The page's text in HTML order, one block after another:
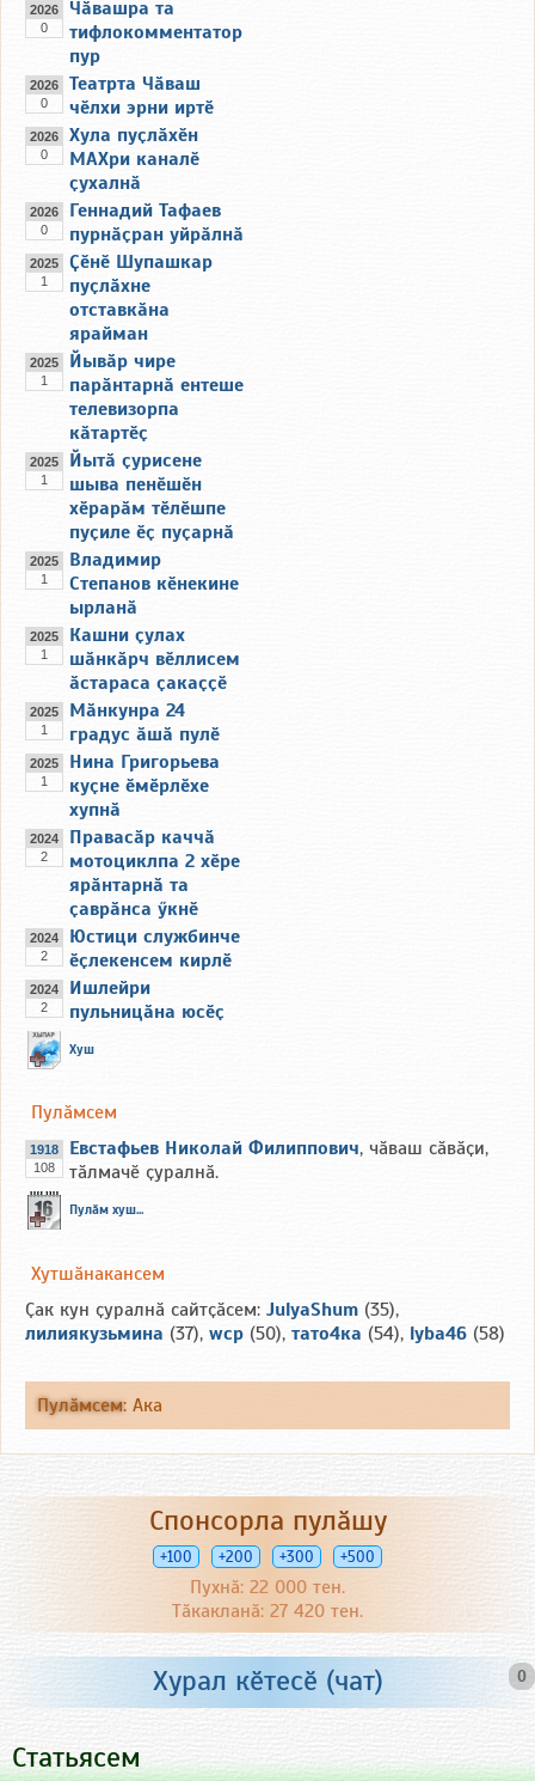
2026
0
Чӑвашра та
тифлокомментатор
пур
2026
0
Театрта Чӑваш
чӗлхи эрни иртӗ
2026
0
Хула пуҫлӑхӗн
МАХри каналӗ
ҫухалнӑ
2026
0
Геннадий Тафаев
пурнӑҫран уйрӑлнӑ
2025
1
Ҫӗнӗ Шупашкар
пуҫлӑхне
отставкӑна
ярайман
2025
1
Йывӑр чире
парӑнтарнӑ ентеше
телевизорпа
кӑтартӗҫ
2025
1
Йытӑ ҫурисене
шыва пенӗшӗн
хӗрарӑм тӗлӗшпе
пуҫиле ӗҫ пуҫарнӑ
2025
1
Владимир
Степанов кӗнекине
ырланӑ
2025
1
Кашни ҫулах
шӑнкӑрч вӗллисем
ӑстараса ҫакаҫҫӗ
2025
1
Мӑнкунра 24
градус ӑшӑ пулӗ
2025
1
Нина Григорьева
куҫне ӗмӗрлӗхе
хупнӑ
2024
2
Правасӑр каччӑ
мотоциклпа 2 хӗре
ярӑнтарнӑ та
ҫаврӑнса ӳкнӗ
2024
2
Юстици службинче
ӗҫлекенсем кирлӗ
2024
2
Ишлейри
пульницӑна юсӗҫ
Хуш
Пулӑмсем
1918
108
Евстафьев Николай Филиппович, чӑваш сӑвӑҫи,
тӑлмачӗ ҫуралнӑ.
Пулӑм хуш...
Хутшӑнакансем
Ҫак кун ҫуралнӑ сайтҫӑсем: JulyaShum (35),
лилиякузьмина (37), wcp (50), тато4ка (54), lyba46 (58)
Пулӑмсем: Ака
Спонсорла пулӑшу
+100 +200 +300 +500
Пухнӑ: 22 000 тен.
Тӑкакланӑ: 27 420 тен.
0
Хурал кӗтесӗ (чат)
Статьясем